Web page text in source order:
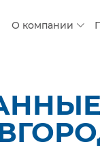
О компании